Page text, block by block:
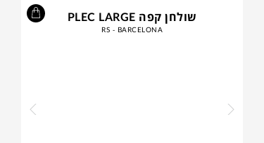
שולחן קפה PLEC LARGE
RS - BARCELONA